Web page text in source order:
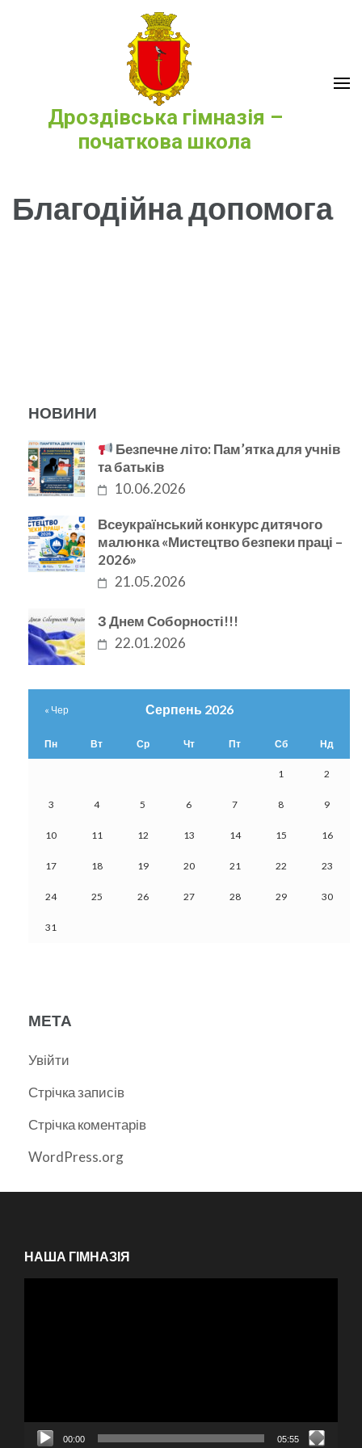
Дроздівська гімназія –
початкова школа
Благодійна допомога
НОВИНИ
Безпечне літо: Пам’ятка для учнів
та батьків
10.06.2026
Всеукраїнський конкурс дитячого
малюнка «Мистецтво безпеки праці –
2026»
21.05.2026
З Днем Соборності!!!
22.01.2026
Серпень 2026
Пн Вт Ср Чт Пт Сб Нд
1 2
3 4 5 6 7 8 9
10 11 12 13 14 15 16
17 18 19 20 21 22 23
24 25 26 27 28 29 30
31
« Чер
МЕТА
Увійти
Стрічка записів
Стрічка коментарів
WordPress.org
НАША ГІМНАЗІЯ
00:00 05:55